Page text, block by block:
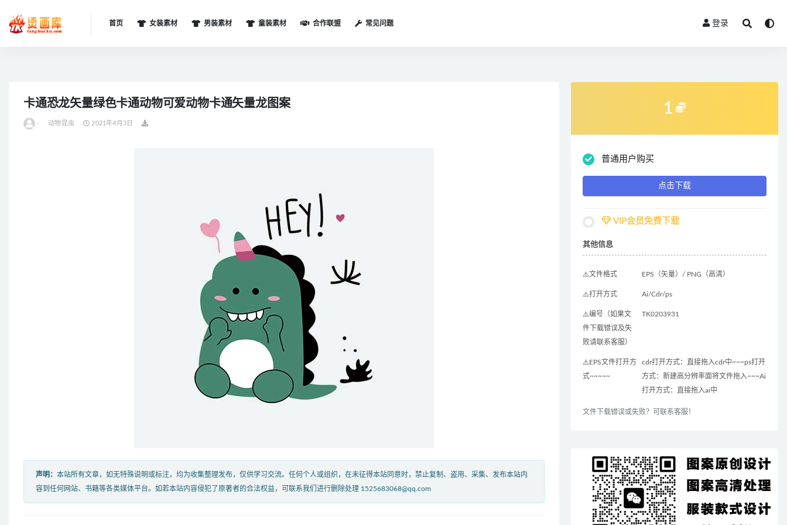
首页 女装素材 男装素材 童装素材 合作联盟 常见问题 登录
卡通恐龙矢量绿色卡通动物可爱动物卡通矢量龙图案
- 动物昆虫 2021年4月3日
声明： 本站所有文章，如无特殊说明或标注，均为收集整理发布，仅供学习交流。任何个人或组织，在未征得本站同意时，禁止复制、盗用、采集、发布本站内
容到任何网站、书籍等各类媒体平台。如若本站内容侵犯了原著者的合法权益，可联系我们进行删除处理 1525683068@qq.com
1
普通用户购买
点击下载
VIP会员免费下载
其他信息
⚠️文件格式 EPS（矢量）/ PNG（高清）
⚠️打开方式 Ai/Cdr/ps
⚠️编号（如果文
件下载错误及失
败请联系客服）
TK0203931
⚠️EPS文件打开方
式~~~~~
cdr打开方式：直接拖入cdr中~~~ps打开
方式：新建高分辨率面将文件拖入~~~Ai
打开方式：直接拖入ai中
文件下载错误或失败？可联系客服！